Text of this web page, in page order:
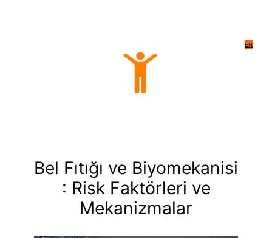
EN
Bel Fıtığı ve Biyomekanisi
: Risk Faktörleri ve
Mekanizmalar